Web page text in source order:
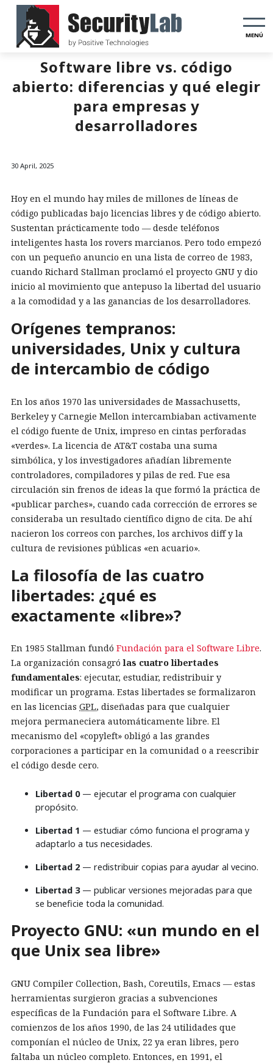
MENÚ
Software libre vs. código
abierto: diferencias y qué elegir
para empresas y
desarrolladores
30 April, 2025
Hoy en el mundo hay miles de millones de líneas de
código publicadas bajo licencias libres y de código abierto.
Sustentan prácticamente todo — desde teléfonos
inteligentes hasta los rovers marcianos. Pero todo empezó
con un pequeño anuncio en una lista de correo de 1983,
cuando Richard Stallman proclamó el proyecto GNU y dio
inicio al movimiento que antepuso la libertad del usuario
a la comodidad y a las ganancias de los desarrolladores.
Orígenes tempranos:
universidades, Unix y cultura
de intercambio de código
En los años 1970 las universidades de Massachusetts,
Berkeley y Carnegie Mellon intercambiaban activamente
el código fuente de Unix, impreso en cintas perforadas
«verdes». La licencia de AT&T costaba una suma
simbólica, y los investigadores añadían libremente
controladores, compiladores y pilas de red. Fue esa
circulación sin frenos de ideas la que formó la práctica de
«publicar parches», cuando cada corrección de errores se
consideraba un resultado científico digno de cita. De ahí
nacieron los correos con parches, los archivos diff y la
cultura de revisiones públicas «en acuario».
La filosofía de las cuatro
libertades: ¿qué es
exactamente «libre»?
En 1985 Stallman fundó Fundación para el Software Libre.
La organización consagrólas cuatro libertades
fundamentales: ejecutar, estudiar, redistribuir y
modificar un programa. Estas libertades se formalizaron
en las licencias GPL, diseñadas para que cualquier
mejora permaneciera automáticamente libre. El
mecanismo del «copyleft» obligó a las grandes
corporaciones a participar en la comunidad o a reescribir
el código desde cero.
Libertad 0— ejecutar el programa con cualquier
propósito.
Libertad 1 — estudiar cómo funciona el programa y
adaptarlo a tus necesidades.
Libertad 2 — redistribuir copias para ayudar al vecino.
Libertad 3— publicar versiones mejoradas para que
se beneficie toda la comunidad.
Proyecto GNU: «un mundo en el
que Unix sea libre»
GNU Compiler Collection, Bash, Coreutils, Emacs — estas
herramientas surgieron gracias a subvenciones
específicas de la Fundación para el Software Libre. A
comienzos de los años 1990, de las 24 utilidades que
componían el núcleo de Unix, 22 ya eran libres, pero
faltaba un núcleo completo. Entonces, en 1991, el